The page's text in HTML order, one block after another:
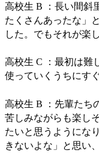
高校生 B ：長い間斜
たくさんあったな」
した。でもそれが楽
高校生 C ：最初は難
使っていくうちにす
高校生 B ：先輩たち
苦しみながらも楽し
たいと思うようにな
きないよな」と思い